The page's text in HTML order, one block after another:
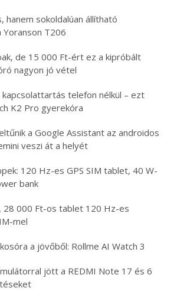
hanem sokoldalúan állítható
Yoranson T206
de 15 000 Ft-ért ez a kipróbált
nagyon jó vétel
telefon nélkül – ezt
K2 Pro gyerekóra
a Google Assistant az androidos
veszi át a helyét
120 Hz-es GPS SIM tablet, 40 W-
bank
28 000 Ft-os tablet 120 Hz-es
mel
a jövőből: Rollme AI Watch 3
jött a REDMI Note 17 és 6